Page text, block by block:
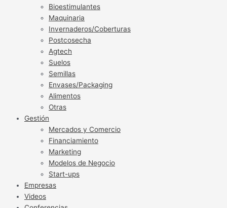
Bioestimulantes
Maquinaria
Invernaderos/Coberturas
Postcosecha
Agtech
Suelos
Semillas
Envases/Packaging
Alimentos
Otras
Gestión
Mercados y Comercio
Financiamiento
Marketing
Modelos de Negocio
Start-ups
Empresas
Videos